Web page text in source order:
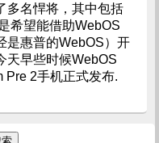
多名悍将，其中包括
希望能借助WebOS
是惠普的WebOS）开
天早些时候WebOS
Pre 2手机正式发布.